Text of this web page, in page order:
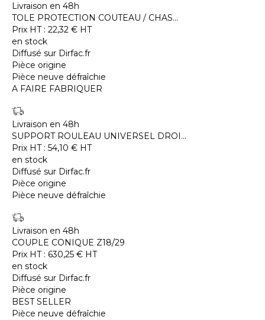
Livraison en 48h
TOLE PROTECTION COUTEAU / CHAS...
Prix HT : 22,32 € HT
en stock
Diffusé sur Dirfac.fr
Pièce origine
Pièce neuve défraîchie
A FAIRE FABRIQUER
Livraison en 48h
SUPPORT ROULEAU UNIVERSEL DROI...
Prix HT : 54,10 € HT
en stock
Diffusé sur Dirfac.fr
Pièce origine
Pièce neuve défraîchie
Livraison en 48h
COUPLE CONIQUE Z18/29
Prix HT : 630,25 € HT
en stock
Diffusé sur Dirfac.fr
Pièce origine
BEST SELLER
Pièce neuve défraîchie